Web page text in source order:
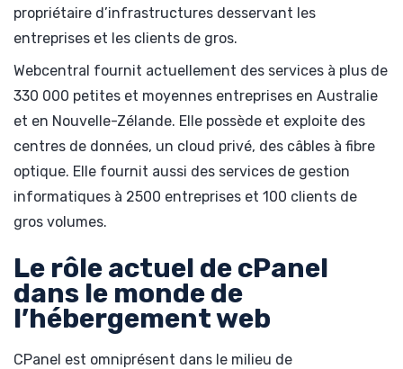
propriétaire d’infrastructures desservant les
entreprises et les clients de gros.
Webcentral fournit actuellement des services à plus de
330 000 petites et moyennes entreprises en Australie
et en Nouvelle-Zélande. Elle possède et exploite des
centres de données, un cloud privé, des câbles à fibre
optique. Elle fournit aussi des services de gestion
informatiques à 2500 entreprises et 100 clients de
gros volumes.
Le rôle actuel de cPanel
dans le monde de
l’hébergement web
CPanel est omniprésent dans le milieu de